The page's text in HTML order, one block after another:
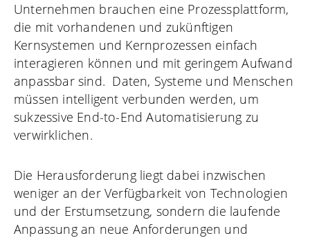
Unternehmen brauchen eine Prozessplattform,
die mit vorhandenen und zukünftigen
Kernsystemen und Kernprozessen einfach
interagieren können und mit geringem Aufwand
anpassbar sind. Daten, Systeme und Menschen
müssen intelligent verbunden werden, um
sukzessive End-to-End Automatisierung zu
verwirklichen.
Die Herausforderung liegt dabei inzwischen
weniger an der Verfügbarkeit von Technologien
und der Erstumsetzung, sondern die laufende
Anpassung an neue Anforderungen und